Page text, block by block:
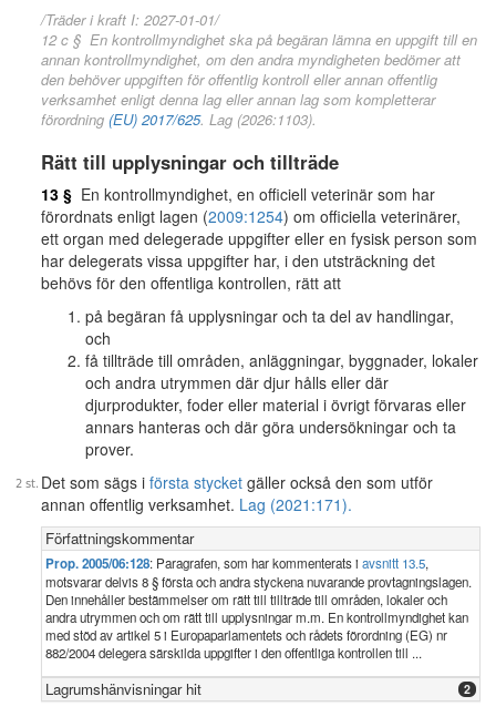
/Träder i kraft I: 2027-01-01/
12 c § En kontrollmyndighet ska på begäran lämna en uppgift till en
annan kontrollmyndighet, om den andra myndigheten bedömer att
den behöver uppgiften för offentlig kontroll eller annan offentlig
verksamhet enligt denna lag eller annan lag som kompletterar
förordning (EU) 2017/625. Lag (2026:1103).
Rätt till upplysningar och tillträde
13 § En kontrollmyndighet, en officiell veterinär som har
förordnats enligt lagen (2009:1254) om officiella veterinärer,
ett organ med delegerade uppgifter eller en fysisk person som
har delegerats vissa uppgifter har, i den utsträckning det
behövs för den offentliga kontrollen, rätt att
på begäran få upplysningar och ta del av handlingar,
och
få tillträde till områden, anläggningar, byggnader, lokaler
och andra utrymmen där djur hålls eller där
djurprodukter, foder eller material i övrigt förvaras eller
annars hanteras och där göra undersökningar och ta
prover.
Det som sägs i första stycket gäller också den som utför
annan offentlig verksamhet. Lag (2021:171).
Författningskommentar
Prop. 2005/06:128: Paragrafen, som har kommenterats i avsnitt 13.5,
motsvarar delvis 8 § första och andra styckena nuvarande provtagningslagen.
Den innehåller bestämmelser om rätt till tillträde till områden, lokaler och
andra utrymmen och om rätt till upplysningar m.m. En kontrollmyndighet kan
med stöd av artikel 5 i Europaparlamentets och rådets förordning (EG) nr
882/2004 delegera särskilda uppgifter i den offentliga kontrollen till ...
Lagrumshänvisningar hit 2